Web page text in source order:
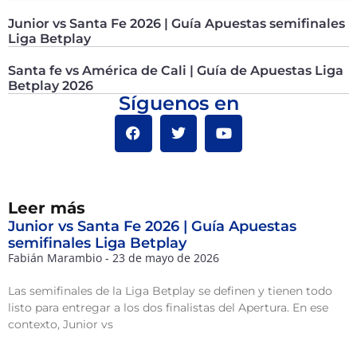
Junior vs Santa Fe 2026 | Guía Apuestas semifinales
Liga Betplay
Santa fe vs América de Cali | Guía de Apuestas Liga
Betplay 2026
Síguenos en
Leer más
Junior vs Santa Fe 2026 | Guía Apuestas
semifinales Liga Betplay
Fabián Marambio 23 de mayo de 2026
Las semifinales de la Liga Betplay se definen y tienen todo
listo para entregar a los dos finalistas del Apertura. En ese
contexto, Junior vs